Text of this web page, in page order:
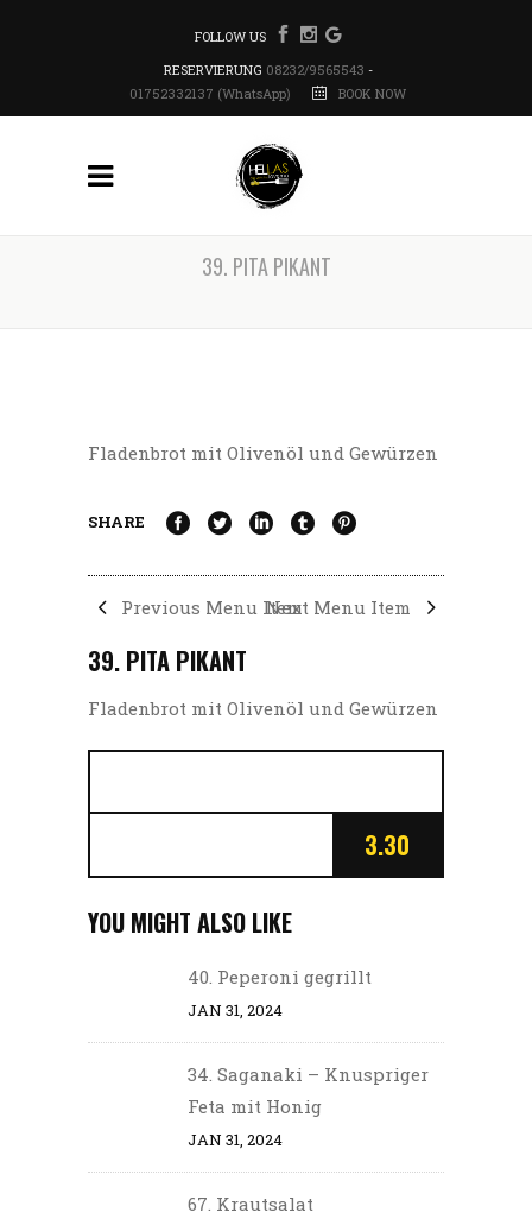
FOLLOW US
RESERVIERUNG 08232/9565543 -
01752332137 (WhatsApp)
BOOK NOW
39. PITA PIKANT
Fladenbrot mit Olivenöl und Gewürzen
SHARE
Previous Menu ItemNext Menu Item
39. PITA PIKANT
Fladenbrot mit Olivenöl und Gewürzen
3.30
YOU MIGHT ALSO LIKE
40. Peperoni gegrillt
JAN 31, 2024
34. Saganaki – Knuspriger
Feta mit Honig
JAN 31, 2024
67. Krautsalat